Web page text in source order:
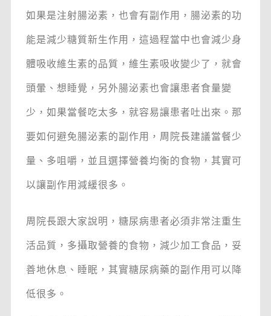
如果是注射腸泌素，也會有副作用，腸泌素的功
能是減少糖質新生作用，這過程當中也會減少身
體吸收維生素的品質，維生素吸收變少了，就會
頭暈、想睡覺，另外腸泌素也會讓患者食量變
少，如果當餐吃太多，就容易讓患者吐出來。那
要如何避免腸泌素的副作用，周院長建議當餐少
量、多咀嚼，並且選擇營養均衡的食物，其實可
以讓副作用減緩很多。
周院長跟大家說明，糖尿病患者必須非常注重生
活品質，多攝取營養的食物，減少加工食品，妥
善地休息、睡眠，其實糖尿病藥的副作用可以降
低很多。